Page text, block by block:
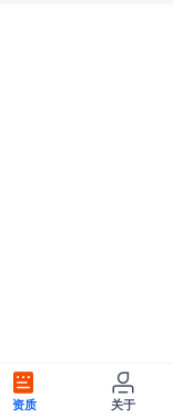
资质 关于